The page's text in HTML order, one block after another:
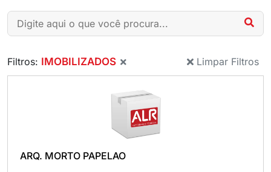
Filtros: IMOBILIZADOS Limpar Filtros
ARQ. MORTO PAPELAO